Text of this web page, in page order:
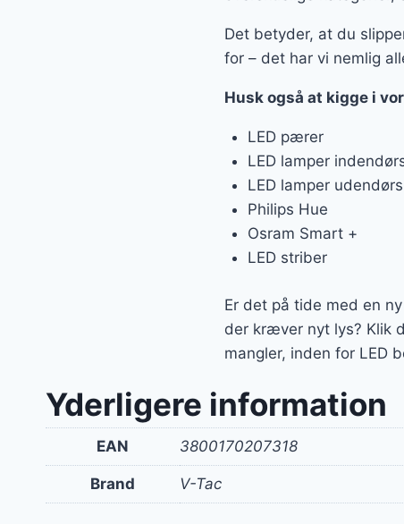
Det betyder, at du
for – det har vi nemlig
Husk også at kigge i
LED pærer
LED lamper
LED lamper udendørs
Philips Hue
Osram Smart +
LED striber
Er det på tide med en
der kræver nyt lys? Klik
mangler, inden for LED
Yderligere information
EAN 3800170207318
Brand V-Tac